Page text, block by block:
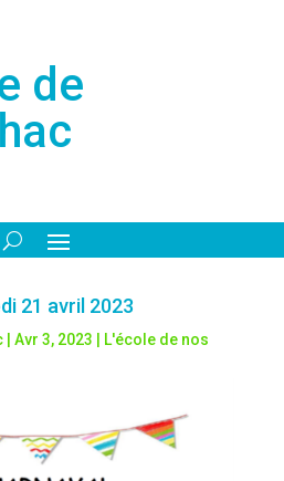
de
21 avril 2023
| Avr 3, 2023
L'école de nos